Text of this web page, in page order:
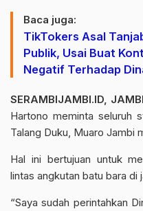
Baca juga:
TikTokers Asal
Publik, Usai Buat
Negatif Terhadap
SERAMBIJAMBI.ID, JAMBI
Hartono meminta seluruh
Talang Duku, Muaro Jambi
Hal ini bertujuan untuk
lintas angkutan batu bara di
“Saya sudah perintahkan